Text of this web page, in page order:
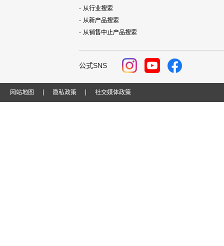
从行业搜索
从新产品搜索
从销售中止产品搜索
公式SNS
网站地图 隐私政策 社交媒体政策